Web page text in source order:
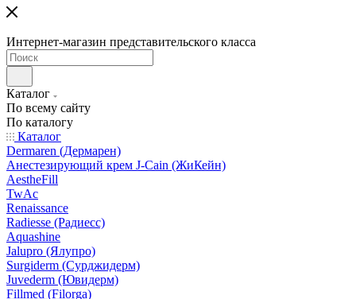
Интернет-магазин представительского класса
Каталог
По всему сайту
По каталогу
Каталог
Dermaren (Дермарен)
Анестезирующий крем J-Cain (ЖиКейн)
AestheFill
TwAc
Renaissance
Radiesse (Радиесс)
Aquashine
Jalupro (Ялупро)
Surgiderm (Сурджидерм)
Juvederm (Ювидерм)
Fillmed (Filorga)